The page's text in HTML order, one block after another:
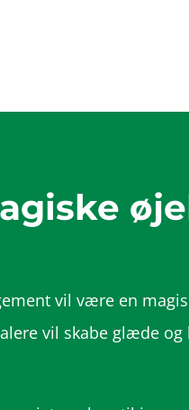
vil være en
vil skabe glæde